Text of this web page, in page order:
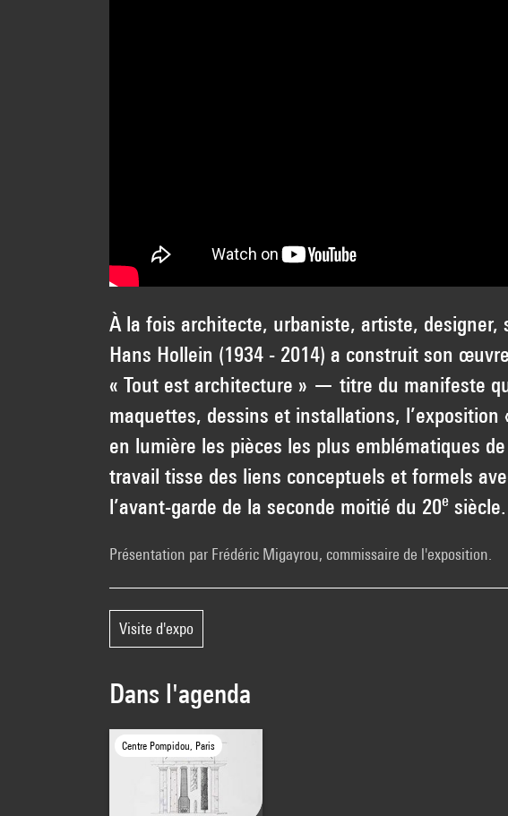
À la fois architecte, urbaniste, artiste, designer,
Hans Hollein (1934 - 2014) a construit son
« Tout est architecture » — titre du manifeste
maquettes, dessins et installations, l’exposition
en lumière les pièces les plus emblématiques
travail tisse des liens conceptuels et formels
l’avant-garde de la seconde moitié du 20e siècle.
Présentation par Frédéric Migayrou, commissaire de l'exposition.
Visite d'expo
Dans l'agenda
Centre Pompidou, Paris